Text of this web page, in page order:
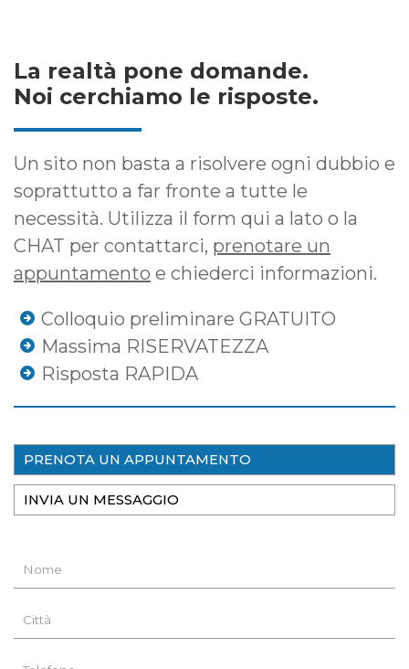
La realtà pone domande.
Noi cerchiamo le risposte.
Un sito non basta a risolvere ogni dubbio e
soprattutto a far fronte a tutte le
necessità. Utilizza il form qui a lato o la
CHAT per contattarci, prenotare un
appuntamento e chiederci informazioni.
Colloquio preliminare GRATUITO
Massima RISERVATEZZA
Risposta RAPIDA
PRENOTA UN APPUNTAMENTO
INVIA UN MESSAGGIO